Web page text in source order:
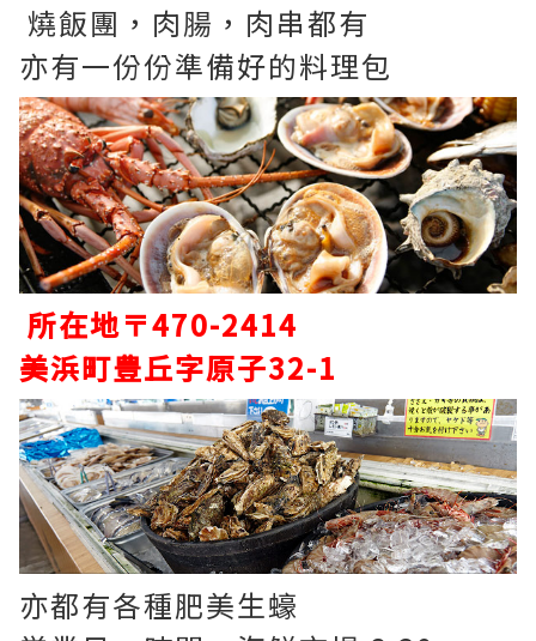
燒飯團，肉腸，肉串都有
亦有一份份準備好的料理包
所在地〒470-2414
美浜町豊丘字原子32-1
亦都有各種肥美生蠔